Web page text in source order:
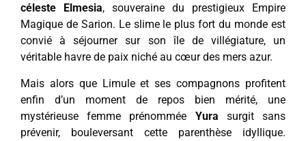
céleste Elmesia, souveraine du prestigieux Empire
Magique de Sarion. Le slime le plus fort du monde est
convié à séjourner sur son île de villégiature, un
véritable havre de paix niché au cœur des mers azur.
Mais alors que Limule et ses compagnons profitent
enfin d’un moment de repos bien mérité, une
mystérieuse femme prénommée Yura surgit sans
prévenir, bouleversant cette parenthèse idyllique.